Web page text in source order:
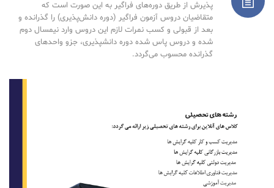
پذیرش از طریق دوره‌های فراگیر به این صورت است که
متقاضیان دروس آزمون فراگیر (دوره دانش‌پذیری) را گذرانده و
بعد از قبولی و کسب نمرات لازم این دروس وارد نیمسال دوم
شده و دروس پاس شده دوره دانشپذیری، جزو واحدهای
گذرانده محسوب می‌گردد.